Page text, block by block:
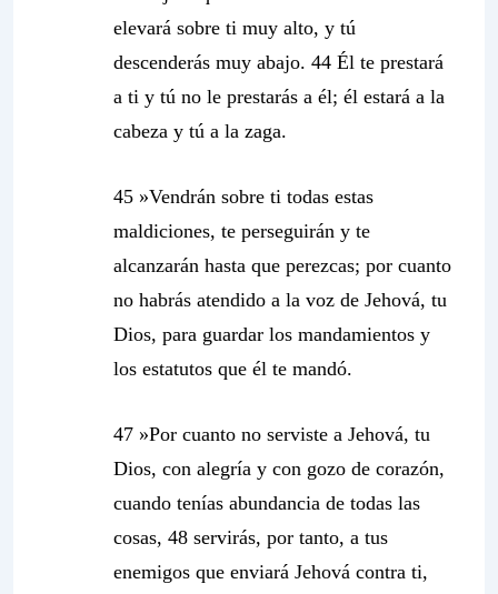
elevará sobre ti muy alto, y tú
descenderás muy abajo. 44 Él te prestará
a ti y tú no le prestarás a él; él estará a la
cabeza y tú a la zaga.
45 »Vendrán sobre ti todas estas
maldiciones, te perseguirán y te
alcanzarán hasta que perezcas; por cuanto
no habrás atendido a la voz de Jehová, tu
Dios, para guardar los mandamientos y
los estatutos que él te mandó.
47 »Por cuanto no serviste a Jehová, tu
Dios, con alegría y con gozo de corazón,
cuando tenías abundancia de todas las
cosas, 48 servirás, por tanto, a tus
enemigos que enviará Jehová contra ti,